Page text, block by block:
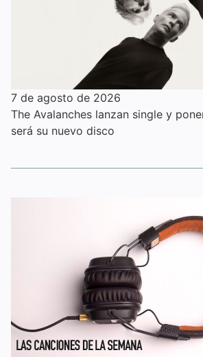
7 de agosto de 2026
The Avalanches lanzan single y
será su nuevo disco